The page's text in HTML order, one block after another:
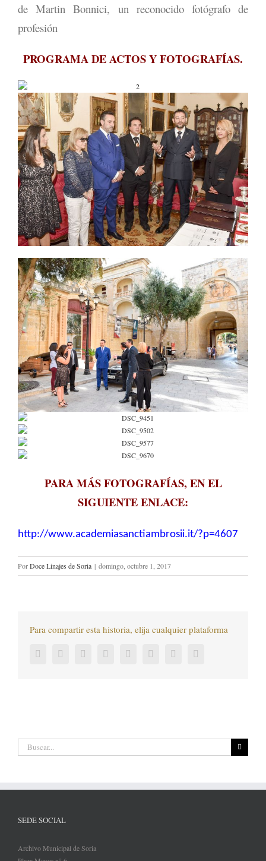
de Martin Bonnici, un reconocido fotógrafo de
profesión
PROGRAMA DE ACTOS Y FOTOGRAFÍAS.
PARA MÁS FOTOGRAFÍAS, EN EL
SIGUIENTE ENLACE:
http://www.academiasanctiambrosii.it/?p=4607
PorDoce Linajes de Soria | domingo, octubre 1, 2017
Para compartir esta historia, elija cualquier plataforma
FacebookTwitter LinkedInReddit Tumblr Pinterest
Buscar:
SEDE SOCIAL
Archivo Municipal de Soria